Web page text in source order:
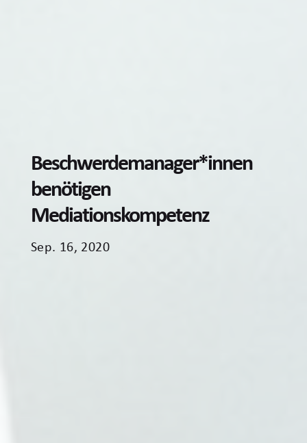
Beschwerdemanager*innen
benötigen
Mediationskompetenz
Sep. 16, 2020